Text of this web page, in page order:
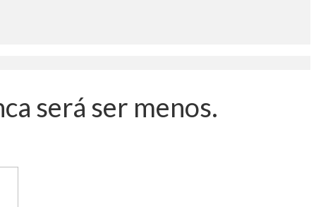
será ser menos.